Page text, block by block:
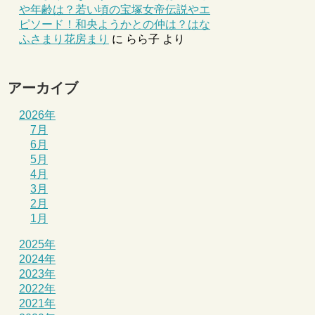
や年齢は？若い頃の宝塚女帝伝説やエ
ピソード！和央ようかとの仲は？はな
ふさまり花房まり に らら子 より
アーカイブ
2026年
7月
6月
5月
4月
3月
2月
1月
2025年
2024年
2023年
2022年
2021年